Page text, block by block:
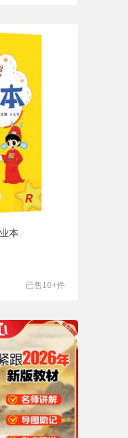
本
已售10+件